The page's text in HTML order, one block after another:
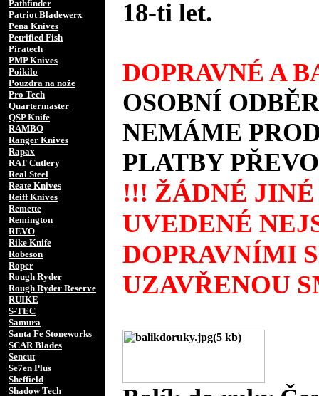
Pathfinder
Patriot Bladewerx
Pena Knives
Petrified Fish
Piratech
PMP Knives
Poikilo
Pouzdra na nože
Pro Tech
Quartermaster
QSP Knife
RAMBO
Ranger Knives
Rapax
RAT Cutlery
Real Steel
Reate Knives
Reiff Knives
Remette
Remington
REVO
Rike Knife
Robeson
Roper
Rough Ryder
Rough Ryder Reserve
RUIKE
S-TEC
Samura
Santa Fe Stoneworks
SCAR Blades
Sencut
Se7en Plus
Sheffield
Shadow Tech
18-ti let.
DOPRAVNÉ A
OSOBNÍ
NEMÁME
PLATBY
!!! ŽÁDNÉ JINÉ
UVEDENÉ
DOPRAVNÍMI
UZAVŘENOU